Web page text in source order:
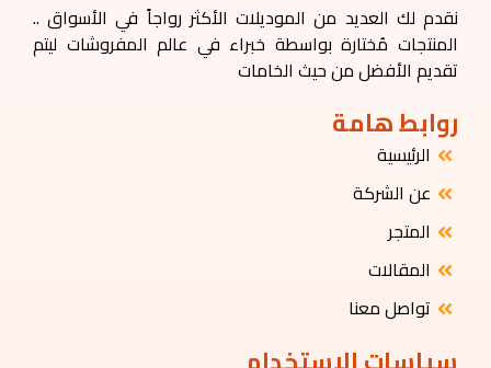
نقدم لك العديد من الموديلات الأكثر رواجاً في الأسواق ..
المنتجات مُختارة بواسطة خبراء في عالم المفروشات ليتم
تقديم الأفضل من حيث الخامات
روابط هامة
الرئيسية
عن الشركة
المتجر
المقالات
تواصل معنا